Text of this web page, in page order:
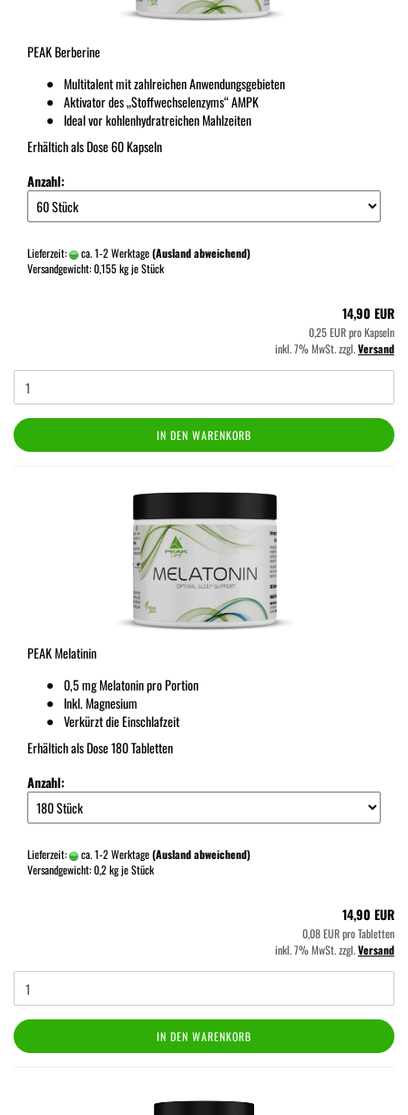
PEAK Berberine
Multitalent mit zahlreichen Anwendungsgebieten
Aktivator des „Stoffwechselenzyms“ AMPK
Ideal vor kohlenhydratreichen Mahlzeiten
Erhältich als Dose 60 Kapseln
Anzahl:
Lieferzeit: ca. 1-2 Werktage(Ausland abweichend)
Versandgewicht:0,155kg je Stück
14,90 EUR
0,25 EUR pro Kapseln
inkl. 7% MwSt. zzgl.Versand
IN DEN WARENKORB
PEAK Melatinin
0,5 mg Melatonin pro Portion
Inkl. Magnesium
Verkürzt die Einschlafzeit
Erhältich als Dose 180 Tabletten
Anzahl:
Lieferzeit: ca. 1-2 Werktage(Ausland abweichend)
Versandgewicht:0,2kg je Stück
14,90 EUR
0,08 EUR pro Tabletten
inkl. 7% MwSt. zzgl.Versand
IN DEN WARENKORB